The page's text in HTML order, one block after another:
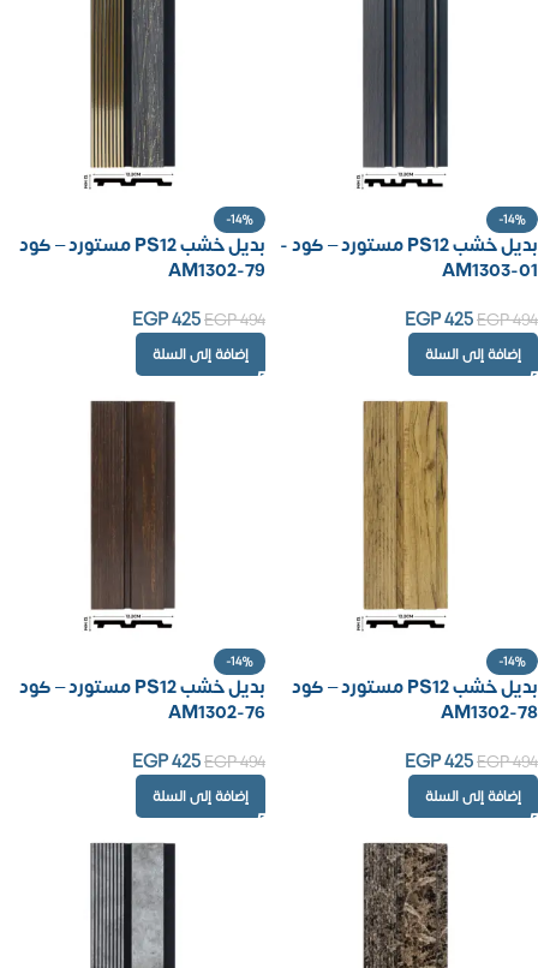
-14%
بديل خشب PS12 مستورد – كود -
AM1303-01
EGP494
EGP425
إضافة إلى السلة
-14%
بديل خشب PS12 مستورد – كود
AM1302-79
EGP494
EGP425
إضافة إلى السلة
-14%
بديل خشب PS12 مستورد – كود
AM1302-78
EGP494
EGP425
إضافة إلى السلة
-14%
بديل خشب PS12 مستورد – كود
AM1302-76
EGP494
EGP425
إضافة إلى السلة